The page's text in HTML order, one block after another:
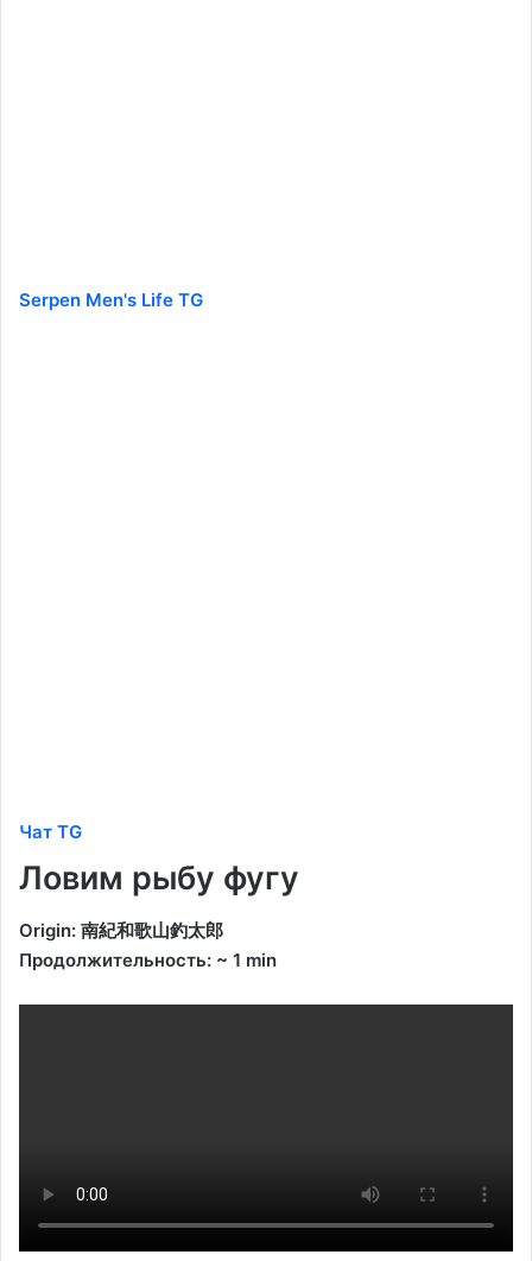
Serpen Men's Life TG
Чат TG
Ловим рыбу фугу
Origin: 南紀和歌山釣太郎
Продолжительность: ~ 1 min